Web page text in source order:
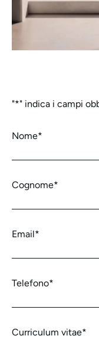
"*" indica i campi
Nome*
Cognome*
Email*
Telefono*
Curriculum vitae*